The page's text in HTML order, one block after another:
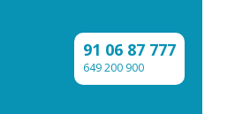
91 06 87 777
649 200 900